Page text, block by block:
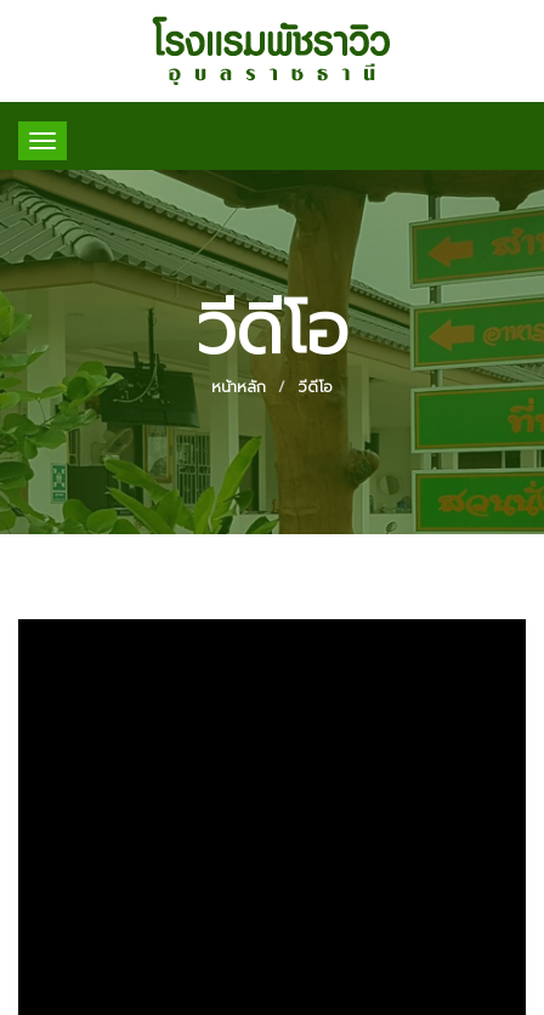
Toggle
navigation
วีดีโอ
หน้าหลัก วีดีโอ